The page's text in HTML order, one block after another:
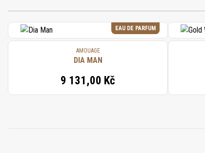
EAU DE PARFUM
AMOUAGE
DIA MAN
9 131,00 Kč